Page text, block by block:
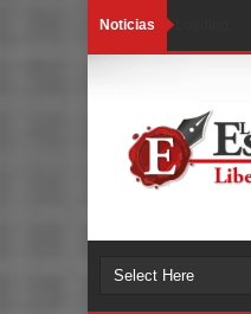
Noticias